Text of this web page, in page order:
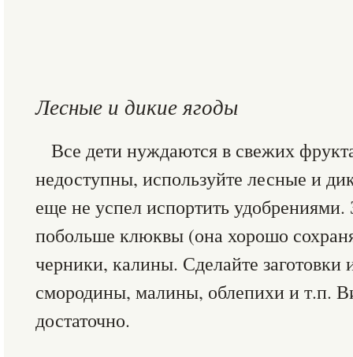
Лесные и дикие ягоды
Все дети нуждаются в свежих
недоступны, используйте лесные и
еще не успел испортить удобрениями.
побольше клюквы (она хорошо
черники, калины. Сделайте заготовки
смородины, малины, облепихи и т.п.
достаточно.